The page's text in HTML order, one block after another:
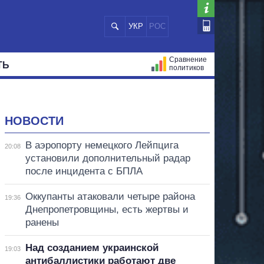
УКР РОС
Сравнение
политиков
НОВОСТИ
20:08
В аэропорту немецкого Лейпцига
установили дополнительный радар
после инцидента с БПЛА
19:36
Оккупанты атаковали четыре района
Днепропетровщины, есть жертвы и
ранены
19:03
Над созданием украинской
антибаллистики работают две